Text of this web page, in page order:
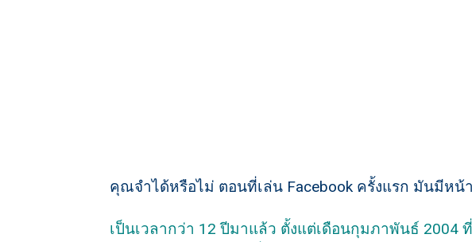
คุณจำได้หรือไม่ ตอนที่เล่น Facebook ครั้งแรก มันมีหน้า
เป็นเวลากว่า 12 ปีมาแล้ว ตั้งแต่เดือนกุมภาพันธ์ 2004